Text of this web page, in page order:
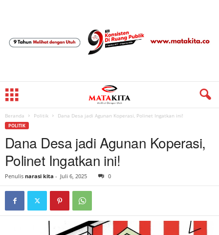
Beranda Politik Dana Desa jadi Agunan Koperasi, Polinet Ingatkan ini!
POLITIK
Dana Desa jadi Agunan Koperasi,
Polinet Ingatkan ini!
Penulis narasi kita - Juli 6, 2025 0